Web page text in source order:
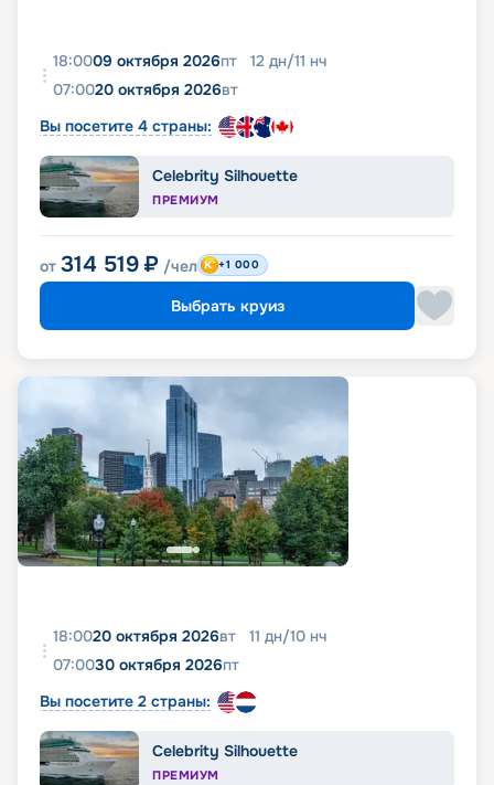
18:0009 октября 2026пт 12 дн/11 нч
07:0020 октября 2026вт
Вы посетите 4 страны:
Celebrity Silhouette
ПРЕМИУМ
от 314 519 ₽ /чел +1 000
Выбрать круиз
18:0020 октября 2026вт 11 дн/10 нч
07:0030 октября 2026пт
Вы посетите 2 страны:
Celebrity Silhouette
ПРЕМИУМ